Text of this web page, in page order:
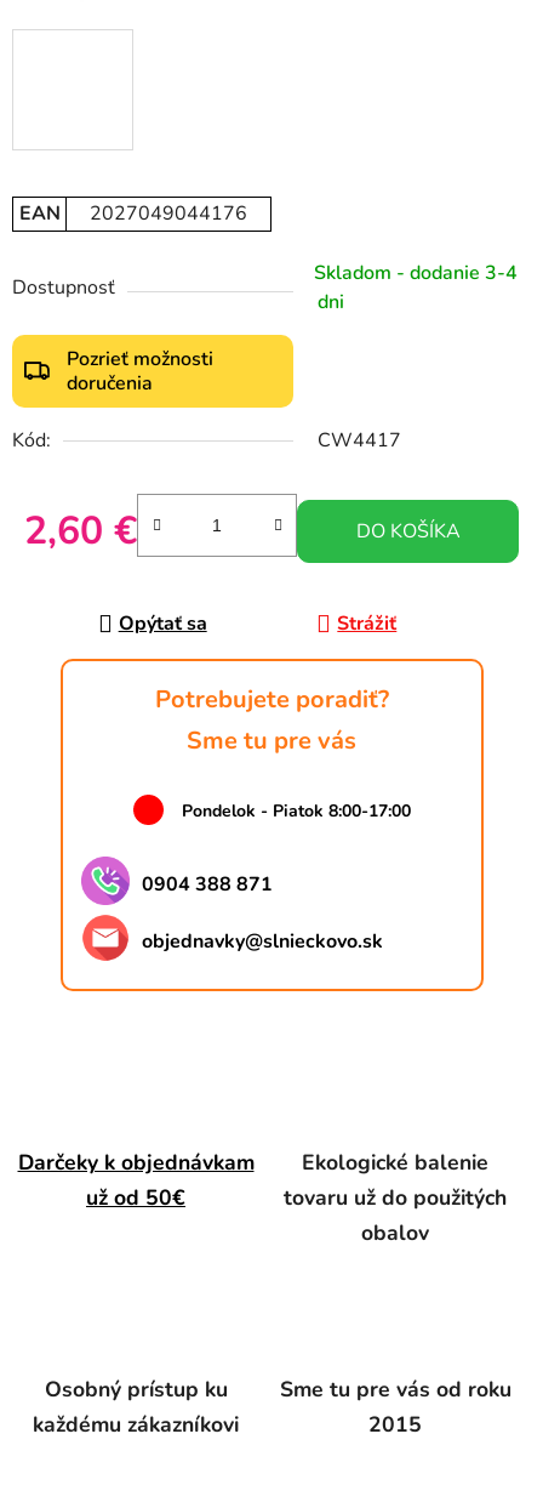
EAN 2027049044176
Dostupnosť
Skladom - dodanie 3-4
dni
Pozrieť možnosti
doručenia
Kód: CW4417
2,60 € DO KOŠÍKA
Opýtať sa Strážiť
Potrebujete poradiť?
Sme tu pre vás
Pondelok - Piatok 8:00-17:00
0904 388 871
objednavky@slnieckovo.sk
Darčeky k objednávkam
už od 50€
Ekologické balenie
tovaru už do použitých
obalov
Osobný prístup ku
každému zákazníkovi
Sme tu pre vás od roku
2015